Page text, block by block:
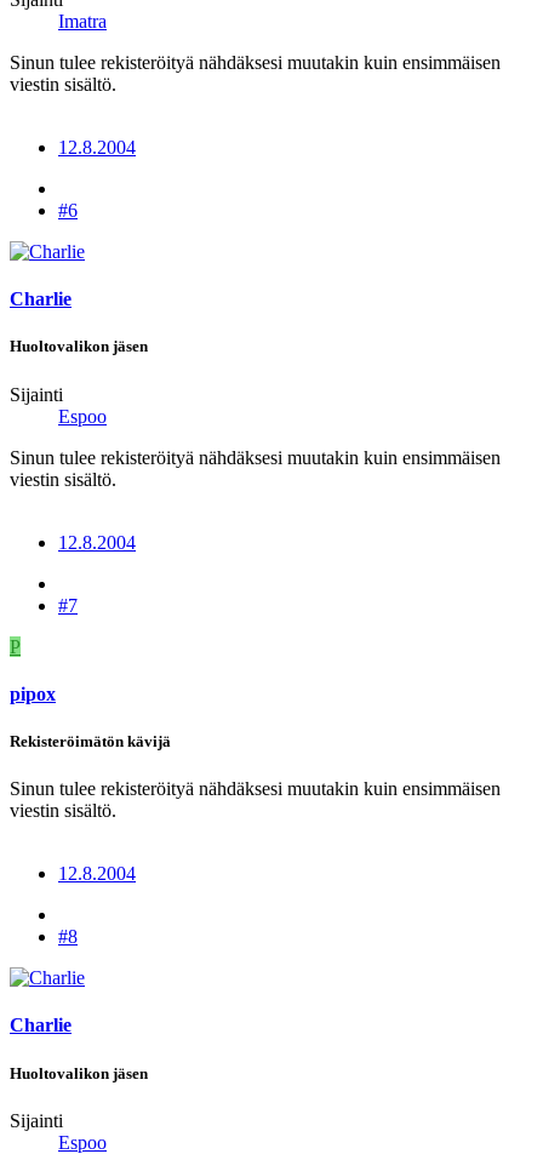
Imatra
Sinun tulee rekisteröityä nähdäksesi muutakin kuin ensimmäisen
viestin sisältö.
12.8.2004
#6
Charlie
Huoltovalikon jäsen
Sijainti
Espoo
Sinun tulee rekisteröityä nähdäksesi muutakin kuin ensimmäisen
viestin sisältö.
12.8.2004
#7
P
pipox
Rekisteröimätön kävijä
Sinun tulee rekisteröityä nähdäksesi muutakin kuin ensimmäisen
viestin sisältö.
12.8.2004
#8
Charlie
Huoltovalikon jäsen
Sijainti
Espoo